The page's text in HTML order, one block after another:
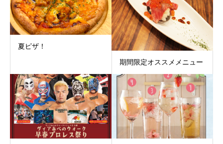
夏ピザ！
期間限定オススメメニュー